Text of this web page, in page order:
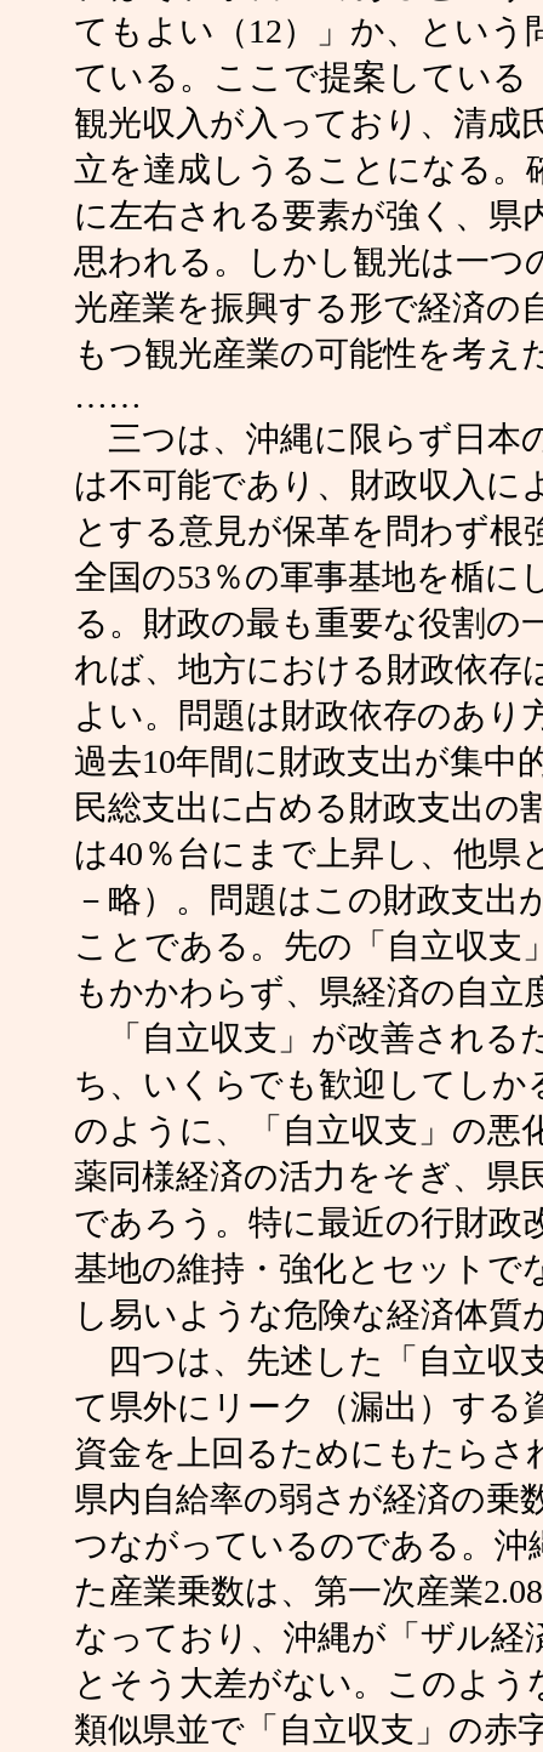
てもよい（12）」か、とい
ている。ここで提案してい
観光収入が入っており、清成
立を達成しうることになる。
に左右される要素が強く、県
思われる。しかし観光は一つ
光産業を振興する形で経済の
もつ観光産業の可能性を考え
……
三つは、沖縄に限らず日本
は不可能であり、財政収入に
とする意見が保革を問わず
全国の53％の軍事基地を楯に
る。財政の最も重要な役割の
れば、地方における財政依存
よい。問題は財政依存のあ
過去10年間に財政支出が集中
民総支出に占める財政支出の
は40％台にまで上昇し、他
－略）。問題はこの財政支
ことである。先の「自立収支
もかかわらず、県経済の自
「自立収支」が改善される
ち、いくらでも歓迎してし
のように、「自立収支」の
薬同様経済の活力をそぎ、県
であろう。特に最近の行財政
基地の維持・強化とセットで
し易いような危険な経済体
四つは、先述した「自立収
て県外にリーク（漏出）する
資金を上回るためにもたら
県内自給率の弱さが経済の乗
つながっているのである。沖
た産業乗数は、第一次産業
なっており、沖縄が「ザル経
とそう大差がない。このよ
類似県並で「自立収支」の赤